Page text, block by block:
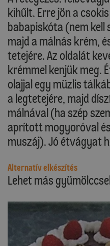
kihűlt. Erre jön a
babapiskóta (nem kell
majd a málnás krém,
tetejére. Az oldalát
krémmel kenjük meg.
olajjal egy müzlis
a legtetejére, majd
málnával (ha szép
aprított mogyoróval
muszáj). Jó étvágyat
Alternatív elkészítés
Lehet más